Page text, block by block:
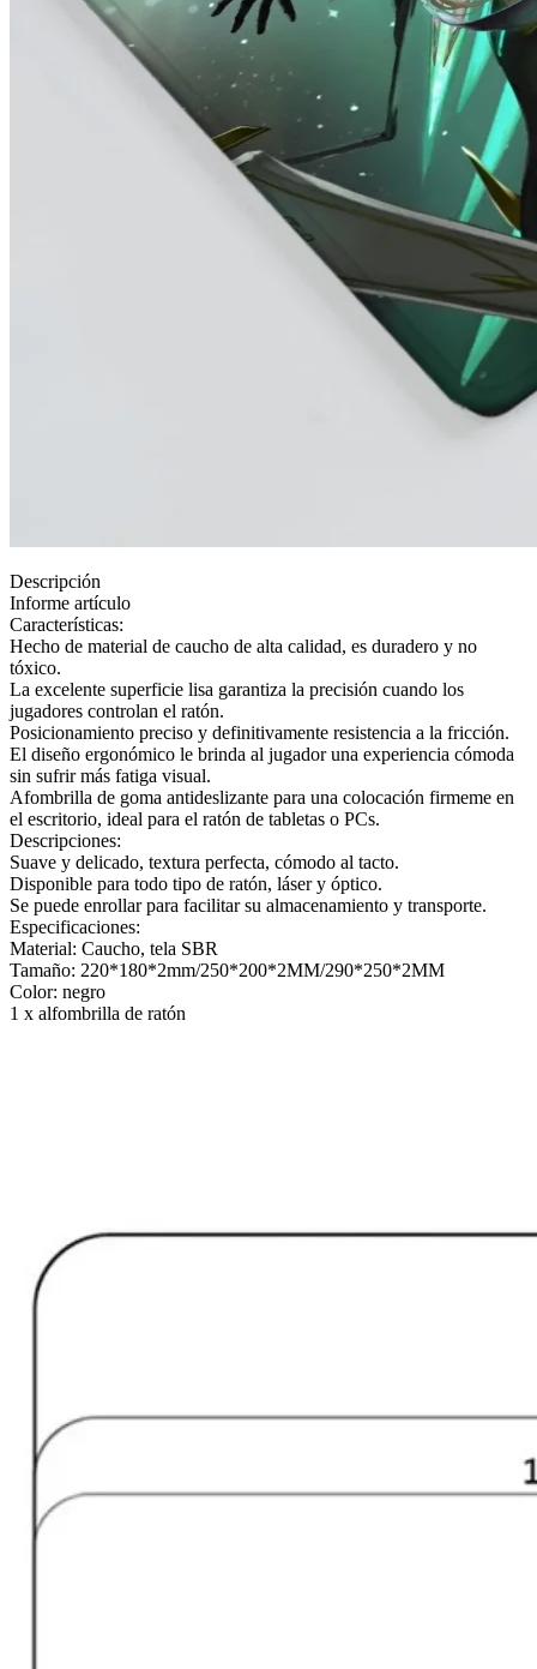
Descripción
Informe artículo
Características:
Hecho de material de caucho de alta calidad, es duradero y no
tóxico.
La excelente superficie lisa garantiza la precisión cuando los
jugadores controlan el ratón.
Posicionamiento preciso y definitivamente resistencia a la fricción.
El diseño ergonómico le brinda al jugador una experiencia cómoda
sin sufrir más fatiga visual.
Afombrilla de goma antideslizante para una colocación firmeme en
el escritorio, ideal para el ratón de tabletas o PCs.
Descripciones:
Suave y delicado, textura perfecta, cómodo al tacto.
Disponible para todo tipo de ratón, láser y óptico.
Se puede enrollar para facilitar su almacenamiento y transporte.
Especificaciones:
Material: Caucho, tela SBR
Tamaño: 220*180*2mm/250*200*2MM/290*250*2MM
Color: negro
1 x alfombrilla de ratón